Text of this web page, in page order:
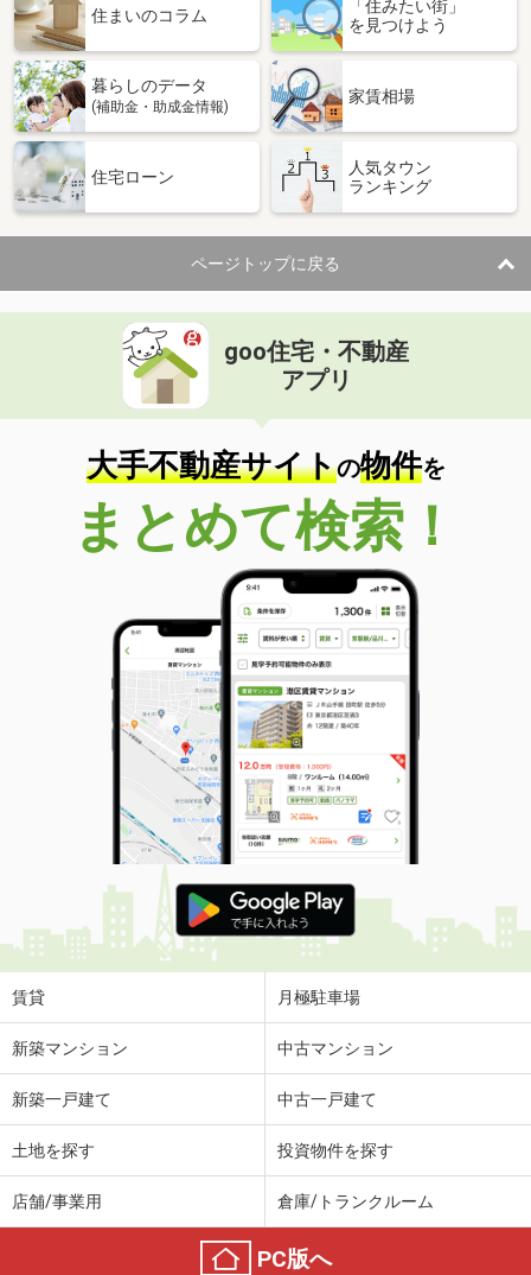
住まいのコラム
「住みたい街」
を見つけよう
暮らしのデータ
(補助金・助成金情報)
家賃相場
住宅ローン
人気タウン
ランキング
ページトップに戻る
goo住宅・不動産
アプリ
大手不動産サイトの物件を
まとめて検索！
賃貸 月極駐車場
新築マンション 中古マンション
新築一戸建て 中古一戸建て
土地を探す 投資物件を探す
店舗/事業用 倉庫/トランクルーム
PC版へ